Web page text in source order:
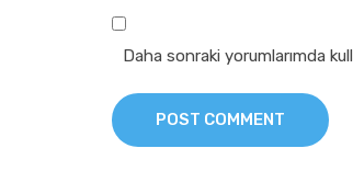
Daha sonraki yorumlarımda
POST COMMENT